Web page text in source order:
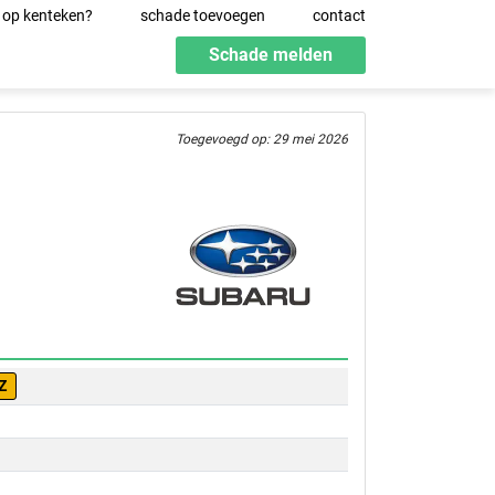
kenteken? schade toevoegen contact
Schade melden
Toegevoegd op: 29 mei 2026